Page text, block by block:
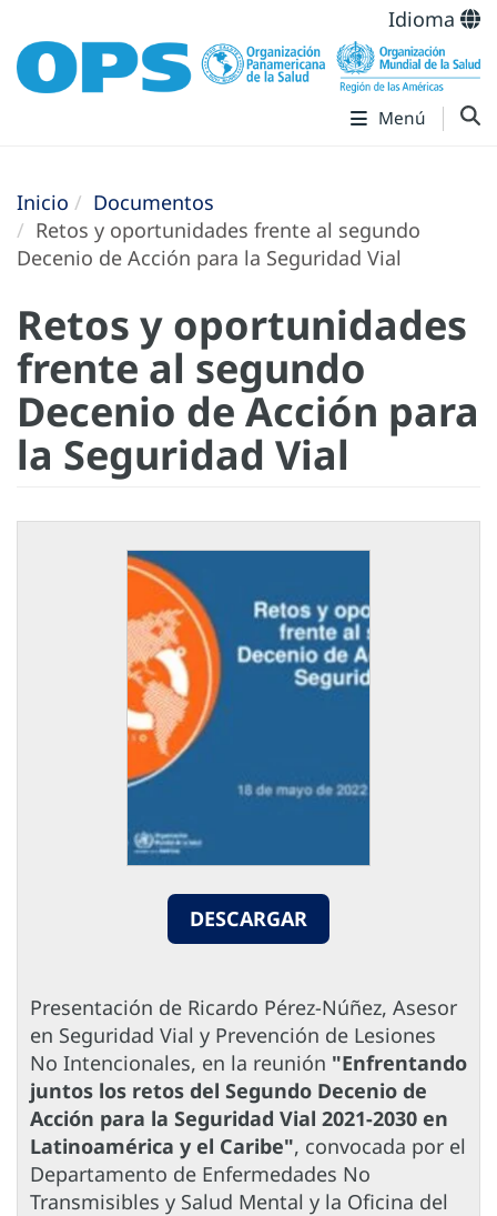
Idioma
Menú
Inicio
Documentos
Retos y oportunidades frente al segundo
Decenio de Acción para la Seguridad Vial
Retos y oportunidades
frente al segundo
Decenio de Acción para
la Seguridad Vial
DESCARGAR
Presentación de Ricardo Pérez-Núñez, Asesor
en Seguridad Vial y Prevención de Lesiones
No Intencionales, en la reunión "Enfrentando
juntos los retos del Segundo Decenio de
Acción para la Seguridad Vial 2021-2030 en
Latinoamérica y el Caribe", convocada por el
Departamento de Enfermedades No
Transmisibles y Salud Mental y la Oficina del